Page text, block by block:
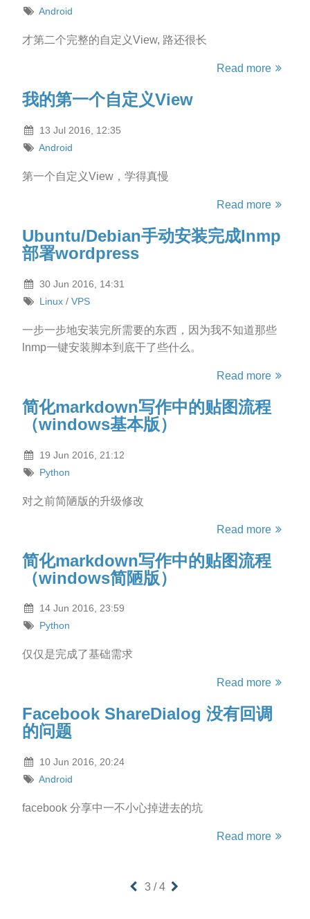
Android
才第二个完整的自定义View, 路还很长
Read more
我的第一个自定义View
13 Jul 2016, 12:35
Android
第一个自定义View，学得真慢
Read more
Ubuntu/Debian手动安装完成lnmp
部署wordpress
30 Jun 2016, 14:31
Linux /VPS
一步一步地安装完所需要的东西，因为我不知道那些
lnmp一键安装脚本到底干了些什么。
Read more
简化markdown写作中的贴图流程
（windows基本版）
19 Jun 2016, 21:12
Python
对之前简陋版的升级修改
Read more
简化markdown写作中的贴图流程
（windows简陋版）
14 Jun 2016, 23:59
Python
仅仅是完成了基础需求
Read more
Facebook ShareDialog 没有回调
的问题
10 Jun 2016, 20:24
Android
facebook 分享中一不小心掉进去的坑
Read more
3 / 4